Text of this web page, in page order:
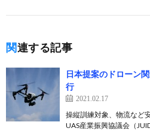
関連する記事
日本提案のドローン
行
2021.02.17
操縦訓練対象、物流など
UAS産業振興協議会（